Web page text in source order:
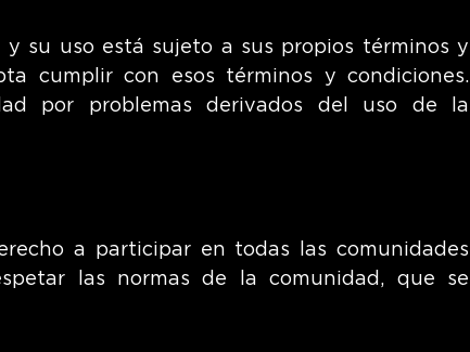
su uso está sujeto a sus propios términos y
cumplir con esos términos y condiciones.
por problemas derivados del uso de la
a participar en todas las comunidades
las normas de la comunidad, que se